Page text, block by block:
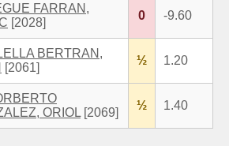
FARRAN,
[2028]
0 -9.60
BERTRAN,
[2061]
½ 1.20
ORIOL [2069]
½ 1.40